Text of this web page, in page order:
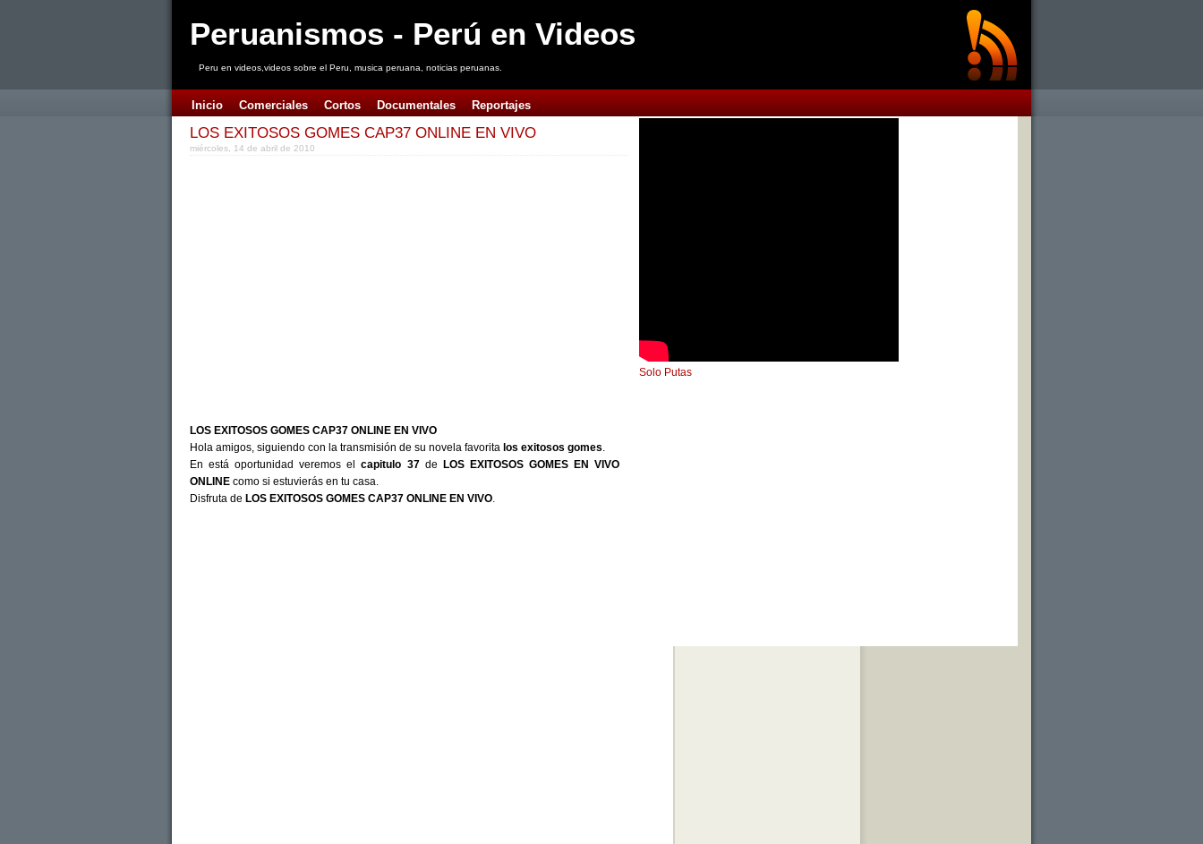
Peruanismos - Perú en Videos
Peru en videos,videos sobre el Peru, musica peruana, noticias peruanas.
Inicio Comerciales Cortos Documentales Reportajes
LOS EXITOSOS GOMES CAP37 ONLINE EN VIVO
miércoles, 14 de abril de 2010
LOS EXITOSOS GOMES CAP37 ONLINE EN VIVO
Hola amigos, siguiendo con la transmisión de su novela favorita los exitosos gomes.
En está oportunidad veremos elcapitulo 37de
LOS EXITOSOS GOMES EN VIVO
ONLINE como si estuvierás en tu casa.
Disfruta de LOS EXITOSOS GOMES CAP37 ONLINE EN VIVO.
Solo Putas